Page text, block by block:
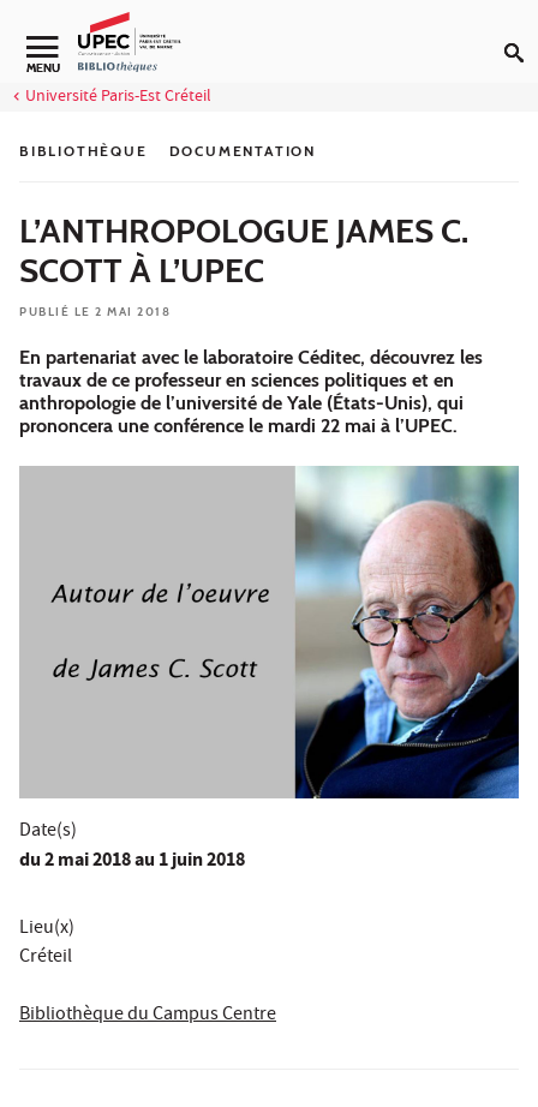
Aller au contenu
Navigation secondaire
MENU
Université Paris-Est Créteil
BIBLIOTHÈQUE DOCUMENTATION
L’ANTHROPOLOGUE JAMES C.
SCOTT À L’UPEC
PUBLIÉ LE 2 MAI 2018
En partenariat avec le laboratoire Céditec, découvrez les
travaux de ce professeur en sciences politiques et en
anthropologie de l’université de Yale (États-Unis), qui
prononcera une conférence le mardi 22 mai à l’UPEC.
Date(s)
du2 mai 2018au 1 juin 2018
Lieu(x)
Créteil
Bibliothèque du Campus Centre